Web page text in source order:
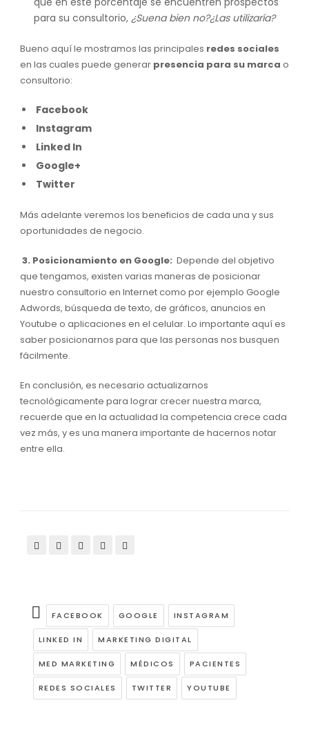
para su consultorio, ¿Suena bien no?¿Las utilizaría?
Bueno aquí le mostramos las principales redes sociales
en las cuales puede generar presencia para su marca o
consultorio:
Facebook
Instagram
Linked In
Google+
Twitter
Más adelante veremos los beneficios de cada una y sus
oportunidades de negocio.
3. Posicionamiento en Google: Depende del objetivo
que tengamos, existen varias maneras de posicionar
nuestro consultorio en Internet como por ejemplo Google
Adwords, búsqueda de texto, de gráficos, anuncios en
Youtube o aplicaciones en el celular. Lo importante aquí es
saber posicionarnos para que las personas nos busquen
fácilmente.
En conclusión, es necesario actualizarnos
tecnológicamente para lograr crecer nuestra marca,
recuerde que en la actualidad la competencia crece cada
vez más, y es una manera importante de hacernos notar
entre ella.
FACEBOOK GOOGLE INSTAGRAM
LINKED IN MARKETING DIGITAL
MED MARKETING MÉDICOS PACIENTES
REDES SOCIALES TWITTER YOUTUBE